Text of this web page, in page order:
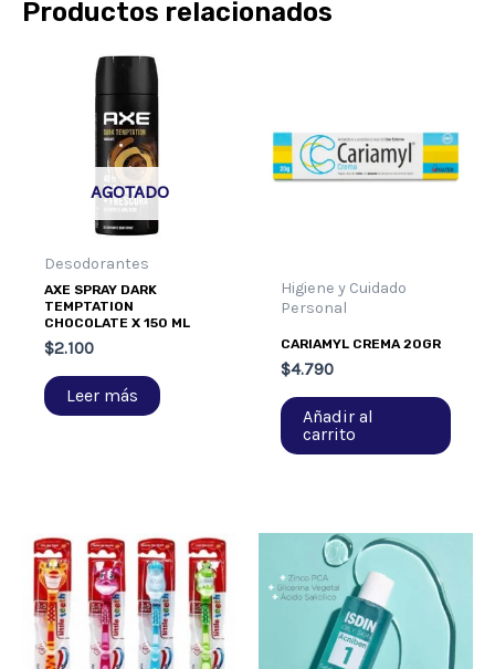
Productos relacionados
AGOTADO
Desodorantes
AXE SPRAY DARK
TEMPTATION
CHOCOLATE X 150 ML
$2.100
Leer más
Higiene y Cuidado
Personal
CARIAMYL CREMA 20GR
$4.790
Añadir al
carrito